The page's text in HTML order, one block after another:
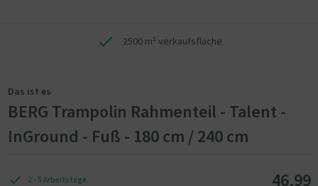
2500 m² verkaufsfläche
Das ist es
BERG Trampolin Rahmenteil - Talent -
InGround - Fuß - 180 cm / 240 cm
2 - 5 Arbeitstage 46,99